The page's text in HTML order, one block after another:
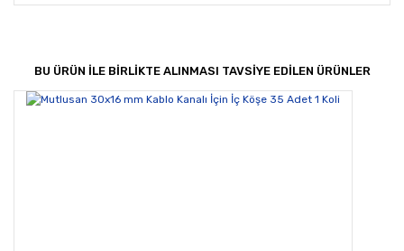
Yorum Yaz
Bu ürünün fiyat bilgisi, resim, ürün açıklamalarında ve
Ürün resmi kalitesiz, bozuk veya görüntülenemiyor.
BU ÜRÜN İLE BİRLİKTE ALINMASI TAVSİYE EDİLEN ÜRÜNLER